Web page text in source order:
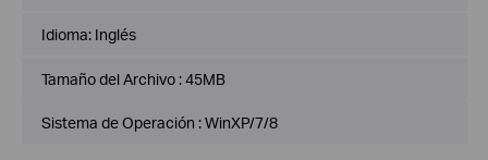
Idioma: Inglés
Tamaño del Archivo :45MB
Sistema de Operación : WinXP/7/8